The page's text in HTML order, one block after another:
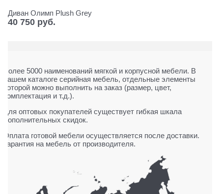
Диван Олимп Plush Grey
40 750 руб.
Более 5000 наименований мягкой и корпусной мебели. В
нашем каталоге серийная мебель, отдельные элементы
которой можно выполнить на заказ (размер, цвет,
комплектация и т.д.).
Для оптовых покупателей существует гибкая шкала
дополнительных скидок.
Оплата готовой мебели осуществляется после доставки.
Гарантия на мебель от производителя.